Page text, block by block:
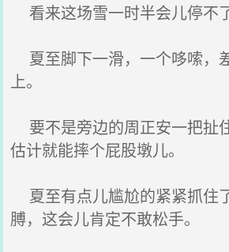
看来这场雪一时半会儿停不了
夏至脚下一滑，一个哆嗦，
上。
要不是旁边的周正安一把扯
估计就能摔个屁股墩儿。
夏至有点儿尴尬的紧紧抓住
膊，这会儿肯定不敢松手。